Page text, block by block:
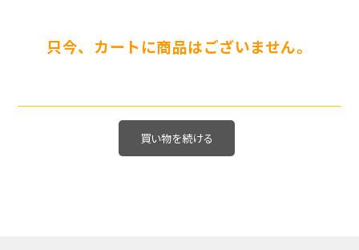
只今、カートに商品はございません。